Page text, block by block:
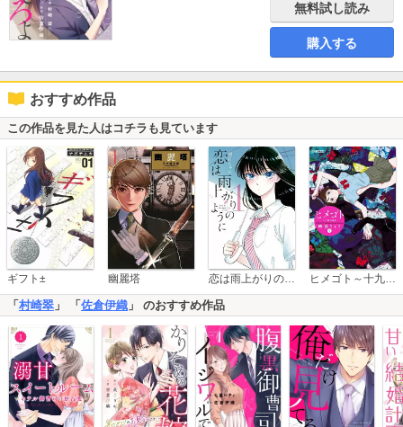
無料試し読み
購入する
おすすめ作品
この作品を見た人はコチラも見ています
ギフト± 幽麗塔 恋は雨上がりのように ヒメゴト～十九歳の制服～
「 村崎翠 」 「 佐倉伊織 」 のおすすめ作品